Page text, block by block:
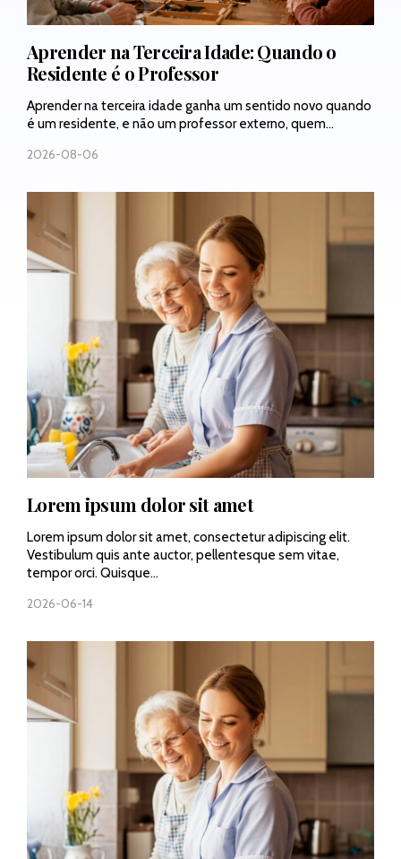
Aprender na Terceira Idade: Quando o
Residente é o Professor
Aprender na terceira idade ganha um sentido novo quando
é um residente, e não um professor externo, quem...
2026-08-06
Lorem ipsum dolor sit amet
Lorem ipsum dolor sit amet, consectetur adipiscing elit.
Vestibulum quis ante auctor, pellentesque sem vitae,
tempor orci. Quisque...
2026-06-14